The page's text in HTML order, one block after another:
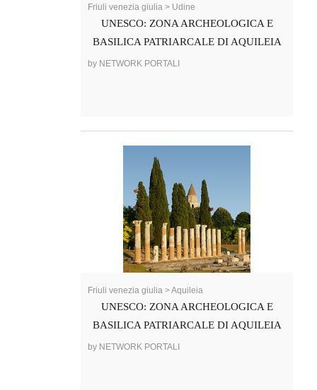
Friuli venezia giulia > Udine
UNESCO: ZONA ARCHEOLOGICA E
BASILICA PATRIARCALE DI AQUILEIA
by NETWORK PORTALI
Friuli venezia giulia > Aquileia
UNESCO: ZONA ARCHEOLOGICA E
BASILICA PATRIARCALE DI AQUILEIA
by NETWORK PORTALI